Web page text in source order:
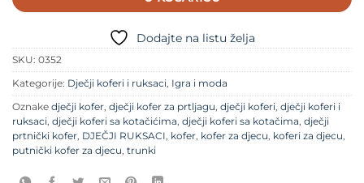
Dodajte na listu želja
SKU: 0352
Kategorije: Dječji koferi i ruksaci Igra i moda
Oznake dječji kofer dječji kofer za prtljagu dječji koferi dječji koferi i
ruksaci dječji koferi sa kotačićima dječji koferi sa kotačima dječji
prtnički kofer DJEČJI RUKSACI kofer kofer za djecu koferi za djecu
putnički kofer za djecu trunki